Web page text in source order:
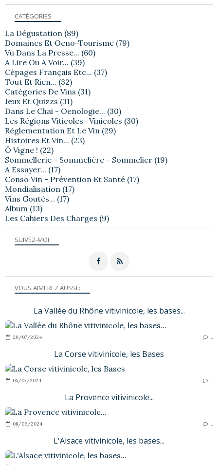
SUIVEZ-MOI
VOUS AIMEREZ AUSSI :
La Vallée du Rhône vitivinicole, les bases...
29/07/2024
La Corse vitivinicole, les Bases
05/07/2024
La Provence vitivinicole...
08/06/2024
L'Alsace vitivinicole, les bases...
CATÉGORIES
La Dégustation (89)
Domaines Et Oeno-Tourisme (79)
Vu Dans La Presse... (60)
A Lire Ou A Voir... (39)
Cépages Français Etc... (37)
Tout Et Rien... (32)
Catégories De Vins (31)
Jeux Et Quizzs (31)
Dans Le Chai - Oenologie... (30)
Les Régions Viticoles- Vinicoles (30)
Règlementation Et Le Vin (29)
Histoires Et Vin... (23)
Ô Vigne ! (22)
Sommellerie - Sommelière - Sommelier (19)
A Essayer... (17)
Conso Vin - Prévention Et Santé (17)
Mondialisation (17)
Vins Goutés... (17)
Album (13)
Les Cahiers Des Charges (9)